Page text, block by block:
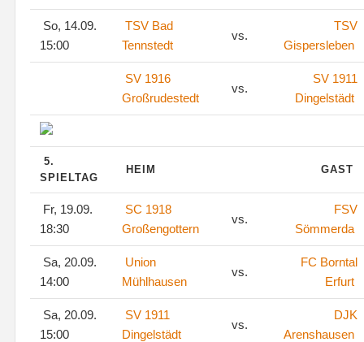
So, 14.09.
15:00
TSV Bad
Tennstedt
vs.
TSV
Gispersleben
SV 1916
Großrudestedt
vs.
SV 1911
Dingelstädt
5.
SPIELTAG
HEIM GAST
Fr, 19.09.
18:30
SC 1918
Großengottern
vs.
FSV
Sömmerda
Sa, 20.09.
14:00
Union
Mühlhausen
vs.
FC Borntal
Erfurt
Sa, 20.09.
15:00
SV 1911
Dingelstädt
vs.
DJK
Arenshausen